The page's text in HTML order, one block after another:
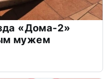
«Дома-2»
мужем